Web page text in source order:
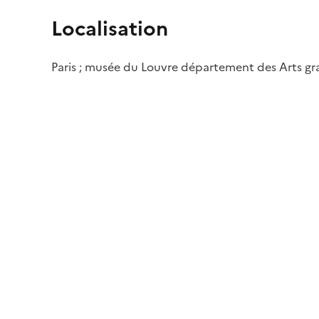
Localisation
Paris ; musée du Louvre département des Arts